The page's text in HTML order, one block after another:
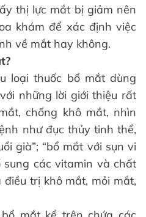
thị lực mắt bị giảm nên
khám để xác định việc
về mắt hay không.
loại thuốc bổ mắt dùng
những lời giới thiệu rất
chống khô mắt, nhìn
như đục thủy tinh thể,
già”; “bổ mắt với sụn vi
các vitamin và chất
trị khô mắt, mỏi mắt,